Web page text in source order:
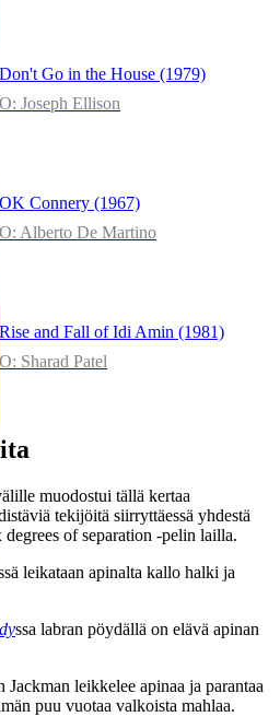
Don't Go in the House (1979)
O: Joseph Ellison
OK Connery (1967)
O: Alberto De Martino
Rise and Fall of Idi Amin (1981)
O: Sharad Patel
muodostui tällä kertaa
tekijöitä siirryttäessä yhdestä
of separation ‑pelin lailla.
leikataan apinalta kallo halki ja
ssa labran pöydällä on elävä apinan
Jackman leikkelee apinaa ja parantaa
puu vuotaa valkoista mahlaa.